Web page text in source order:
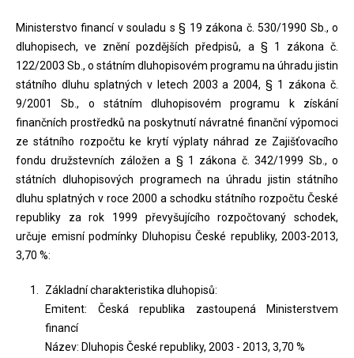
Ministerstvo financí v souladu s § 19 zákona č. 530/1990 Sb., o
dluhopisech, ve znění pozdějších předpisů, a § 1 zákona č.
122/2003 Sb., o státním dluhopisovém programu na úhradu jistin
státního dluhu splatných v letech 2003 a 2004, § 1 zákona č.
9/2001 Sb., o státním dluhopisovém programu k získání
finančních prostředků na poskytnutí návratné finanční výpomoci
ze státního rozpočtu ke krytí výplaty náhrad ze Zajišťovacího
fondu družstevních záložen a § 1 zákona č. 342/1999 Sb., o
státních dluhopisových programech na úhradu jistin státního
dluhu splatných v roce 2000 a schodku státního rozpočtu České
republiky za rok 1999 převyšujícího rozpočtovaný schodek,
určuje emisní podmínky Dluhopisu České republiky, 2003-2013,
3,70 %:
Základní charakteristika dluhopisů:
Emitent: Česká republika zastoupená Ministerstvem
financí
Název: Dluhopis České republiky, 2003 - 2013, 3,70 %